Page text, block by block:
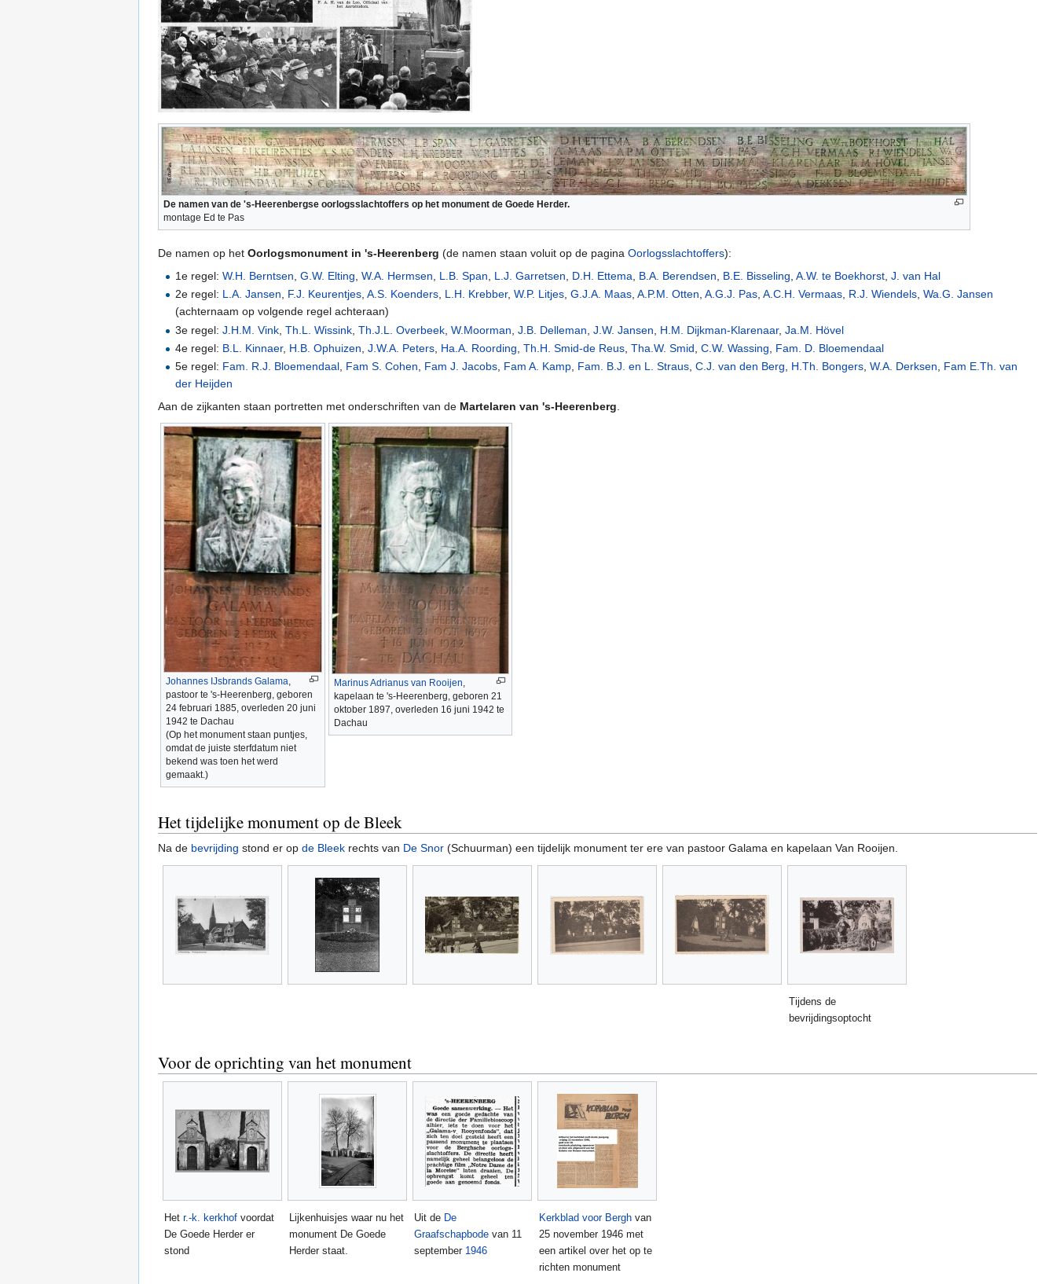
De namen van de 's-Heerenbergse oorlogsslachtoffers op het monument de Goede Herder.
montage Ed te Pas
De namen op het Oorlogsmonument in 's-Heerenberg (de namen staan voluit op de pagina Oorlogsslachtoffers):
1e regel:W.H. Berntsen ,G.W. Elting ,W.A. Hermsen L.B. Span L.J. Garretsen D.H. Ettema B.A. Berendsen B.E. Bisseling ,A.W. te Boekhorst ,J. van Hal
2e regel: L.A. Jansen, F.J. Keurentjes,A.S. Koenders, L.H. Krebber,W.P. Litjes,G.J.A. Maas,A.P.M. Otten,A.G.J. Pas,A.C.H. Vermaas, R.J. Wiendels,Wa.G. Jansen
(achternaam op volgende regel achteraan)
3e regel:J.H.M. Vink ,Th.L. Wissink ,Th.J.L. Overbeek ,W.Moorman ,J.B. Delleman ,J.W. Jansen H.M. Dijkman-Klarenaar,Ja.M. Hövel
4e regel: B.L. Kinnaer, H.B. Ophuizen ,J.W.A. Peters Ha.A. Roording ,Th.H. Smid-de Reus ,Tha.W. Smid ,C.W. Wassing
Fam. D. Bloemendaal
5e regel: Fam. R.J. Bloemendaal, Fam S. Cohen, Fam J. Jacobs, Fam A. Kamp, Fam. B.J. en L. Straus,C.J. van den Berg, H.Th. Bongers,W.A. Derksen, Fam E.Th. van
der Heijden
Aan de zijkanten staan portretten met onderschriften van de Martelaren van 's-Heerenberg.
Johannes IJsbrands Galama,
pastoor te 's-Heerenberg, geboren
24 februari 1885, overleden 20 juni
1942 te Dachau
(Op het monument staan puntjes,
omdat de juiste sterfdatum niet
bekend was toen het werd
gemaakt.)
Marinus Adrianus van Rooijen,
kapelaan te 's-Heerenberg, geboren 21
oktober 1897, overleden 16 juni 1942 te
Dachau
Het tijdelijke monument op de Bleek
Na de bevrijding stond er op de Bleek rechts van De Snor (Schuurman) een tijdelijk monument ter ere van pastoor Galama en kapelaan Van Rooijen.
Tijdens de
bevrijdingsoptocht
Voor de oprichting van het monument
Het r.-k. kerkhof voordat
De Goede Herder er
stond
Lijkenhuisjes waar nu het
monument De Goede
Herder staat.
Uit de De
Graafschapbode van 11
september 1946
Kerkblad voor Bergh van
25 november 1946 met
een artikel over het op te
richten monument